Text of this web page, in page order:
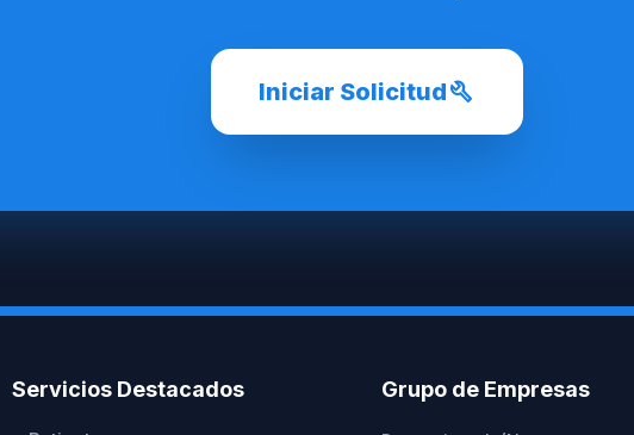
Iniciar Solicitudbuild
Servicios Destacados Grupo de Empresas